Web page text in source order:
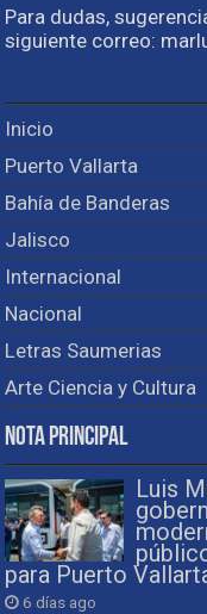
Para dudas,
siguiente correo:
Inicio
Puerto Vallarta
Bahía de Banderas
Jalisco
Internacional
Nacional
Letras Saumerias
Arte Ciencia y Cultura
Nota Principal
Luis
para Puerto
6 días ago